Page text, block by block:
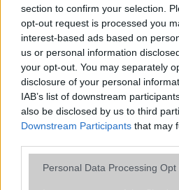
section to confirm your selection.
opt-out request is processed you
interest-based ads based on
us or personal information
your opt-out. You may separately
disclosure of your personal
IAB’s list of downstream
also be disclosed by us to third
Downstream Participants that may
Please note that this website/app
Personal Data Processing Opt
Számos népszerű
készülék kimarad
frissítésből – itt a
modellekről
2026.06.30 | Phone Arena
A One UI 9 érkezése új
funkciókat és továbbfejlesztett
azonban több korábbi
iPhone 18